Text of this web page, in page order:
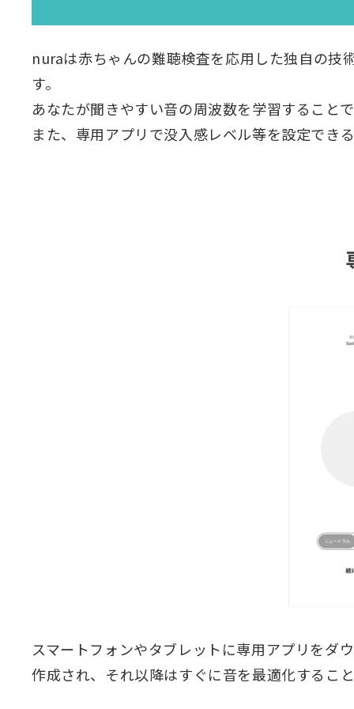
nuraは赤ちゃんの難聴検査を応用した独自の技
す。
あなたが聞きやすい音の周波数を学習すること
また、専用アプリで没入感レベル等を設定でき
スマートフォンやタブレットに専用アプリをダ
作成され、それ以降はすぐに音を最適化するこ